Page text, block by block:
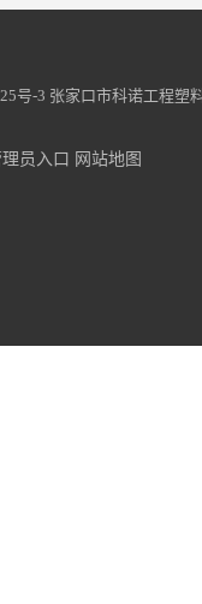
号-3 张家口市科诺工程塑
员入口 网站地图